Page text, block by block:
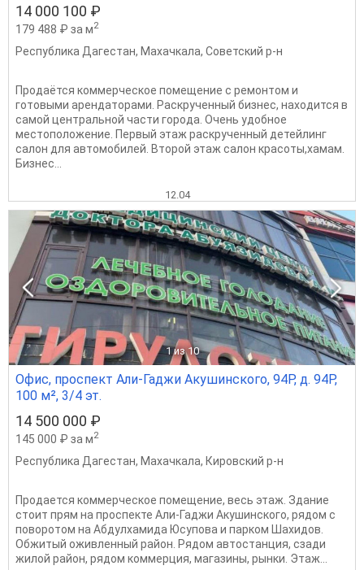
14 000 100 ₽
179 488 ₽ за м2
Республика Дагестан, Махачкала, Советский р-н
Продаётся коммерческое помещение с ремонтом и
готовыми арендаторами. Раскрученный бизнес, находится в
самой центральной части города. Очень удобное
местоположение. Первый этаж раскрученный детейлинг
салон для автомобилей. Второй этаж салон красоты,хамам.
Бизнес...
12.04
1 из 10
Офис, проспект Али-Гаджи Акушинского, 94Р, д. 94Р,
100 м², 3/4 эт.
14 500 000 ₽
145 000 ₽ за м2
Республика Дагестан, Махачкала, Кировский р-н
Продается коммерческое помещение, весь этаж. Здание
стоит прям на проспекте Али-Гаджи Акушинского, рядом с
поворотом на Абдулхамида Юсупова и парком Шахидов.
Обжитый оживленный район. Рядом автостанция, сзади
жилой район, рядом коммерция, магазины, рынки. Этаж...